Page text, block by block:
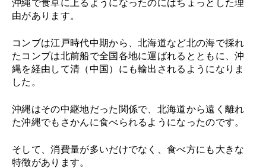
沖縄で食卓に上るようになったのにはちょっとした理
由があります。
コンブは江戸時代中期から、北海道など北の海で採れ
たコンブは北前船で全国各地に運ばれるとともに、沖
縄を経由して清（中国）にも輸出されるようになりま
した。
沖縄はその中継地だった関係で、北海道から遠く離れ
た沖縄でもさかんに食べられるようになったのです。
そして、消費量が多いだけでなく、食べ方にも大きな
特徴があります。